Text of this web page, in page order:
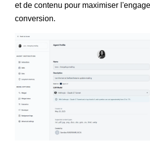
et de contenu pour maximiser
conversion.